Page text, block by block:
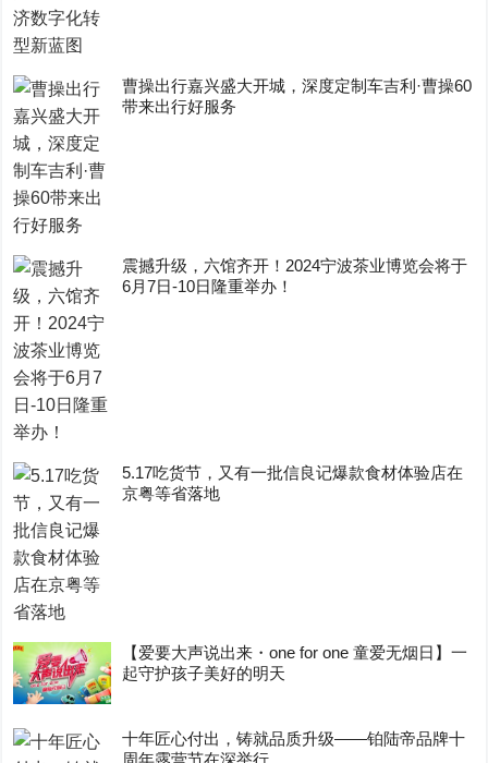
曹操出行嘉兴盛大开城，深度定制车吉利·曹操60
带来出行好服务
震撼升级，六馆齐开！2024宁波茶业博览会将于
6月7日-10日隆重举办！
5.17吃货节，又有一批信良记爆款食材体验店在
京粤等省落地
【爱要大声说出来・one for one 童爱无烟日】一
起守护孩子美好的明天
十年匠心付出，铸就品质升级——铂陆帝品牌十
周年露营节在深举行